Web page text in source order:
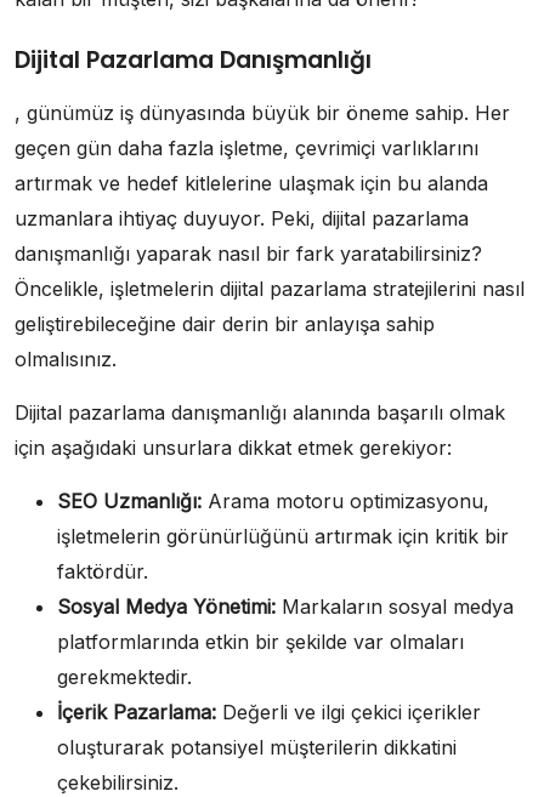
Dijital Pazarlama Danışmanlığı
, günümüz iş dünyasında büyük bir öneme sahip. Her
geçen gün daha fazla işletme, çevrimiçi varlıklarını
artırmak ve hedef kitlelerine ulaşmak için bu alanda
uzmanlara ihtiyaç duyuyor. Peki, dijital pazarlama
danışmanlığı yaparak nasıl bir fark yaratabilirsiniz?
Öncelikle, işletmelerin dijital pazarlama stratejilerini nasıl
geliştirebileceğine dair derin bir anlayışa sahip
olmalısınız.
Dijital pazarlama danışmanlığı alanında başarılı olmak
için aşağıdaki unsurlara dikkat etmek gerekiyor:
SEO Uzmanlığı: Arama motoru optimizasyonu,
işletmelerin görünürlüğünü artırmak için kritik bir
faktördür.
Sosyal Medya Yönetimi: Markaların sosyal medya
platformlarında etkin bir şekilde var olmaları
gerekmektedir.
İçerik Pazarlama: Değerli ve ilgi çekici içerikler
oluşturarak potansiyel müşterilerin dikkatini
çekebilirsiniz.